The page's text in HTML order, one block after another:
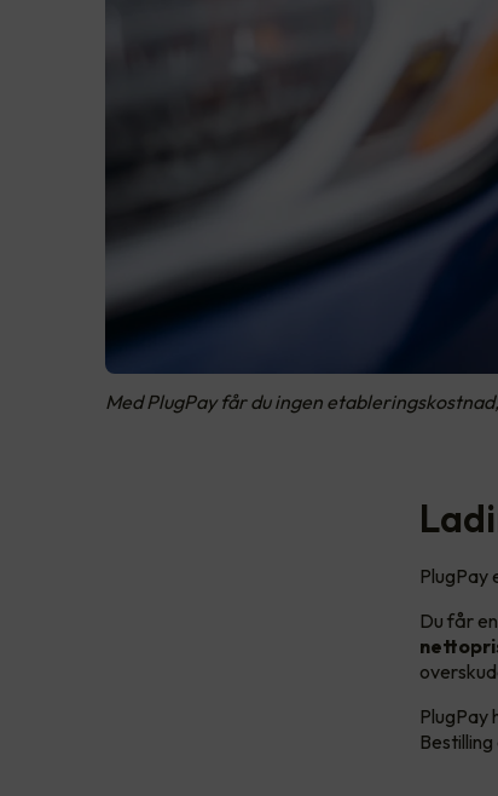
Med PlugPay får du ingen
PlugPay
Du får
PlugPay